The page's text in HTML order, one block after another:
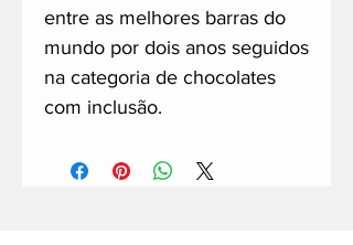
entre as melhores barras do
mundo por dois anos seguidos
na categoria de chocolates
com inclusão.